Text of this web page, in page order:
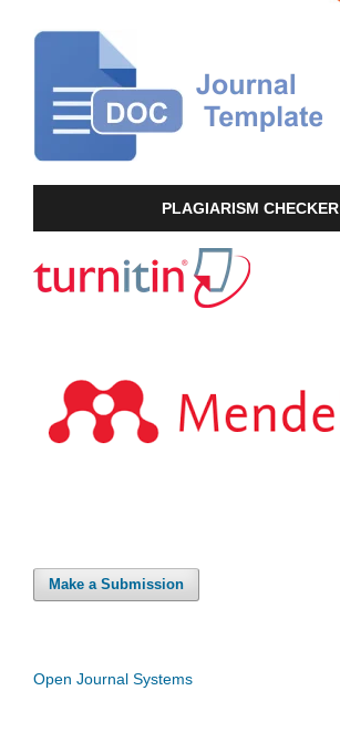
PLAGIARISM CHECKER
Make a Submission
Open Journal Systems